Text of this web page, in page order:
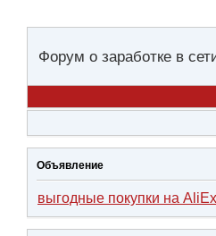
Форум о заработке в
Объявление
выгодные покупки на